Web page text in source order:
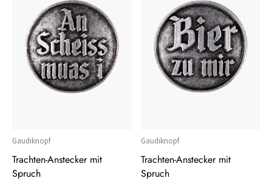
Gaudiknopf
Trachten-Anstecker mit
Spruch
Gaudiknopf
Trachten-Anstecker mit
Spruch